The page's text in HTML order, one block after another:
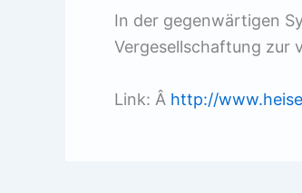
In der gegenwärtigen
Vergesellschaftung zur
Link: Â http://